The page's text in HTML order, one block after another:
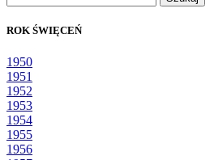
ROK ŚWIĘCEŃ
1950
1951
1952
1953
1954
1955
1956